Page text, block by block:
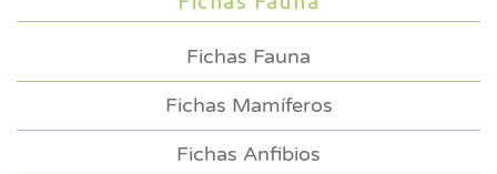
Fichas Fauna
Fichas Mamíferos
Fichas Anfibios